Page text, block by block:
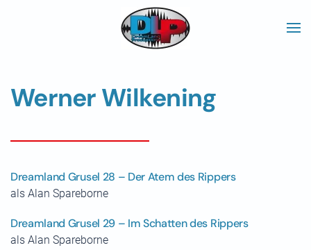
Skip to main content
Werner Wilkening
Dreamland Grusel 28 – Der Atem des Rippers
als Alan Spareborne
Dreamland Grusel 29 – Im Schatten des Rippers
als Alan Spareborne